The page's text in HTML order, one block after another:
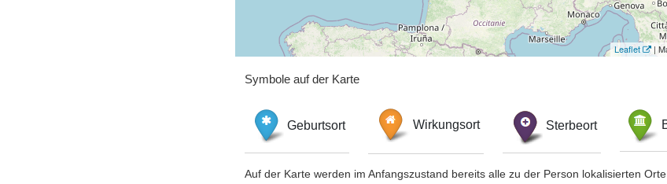
Leaflet |
Symbole auf der Karte
Geburtsort Wirkungsort Sterbeort
Auf der Karte werden im Anfangszustand bereits alle zu der Person lokalisierten